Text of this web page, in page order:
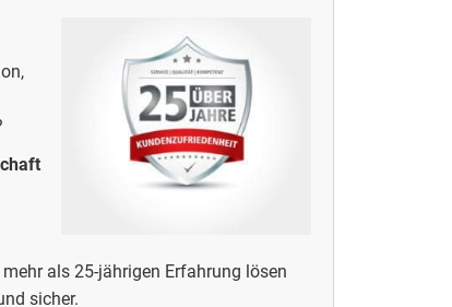
als 25-jährigen Erfahrung lösen
sicher.